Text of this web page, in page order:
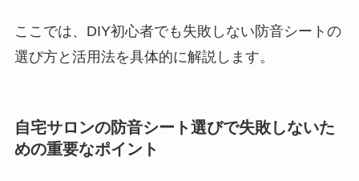
ここでは、DIY初心者でも失敗しない防音シートの
選び方と活用法を具体的に解説します。
自宅サロンの防音シート選びで失敗しないた
めの重要なポイント